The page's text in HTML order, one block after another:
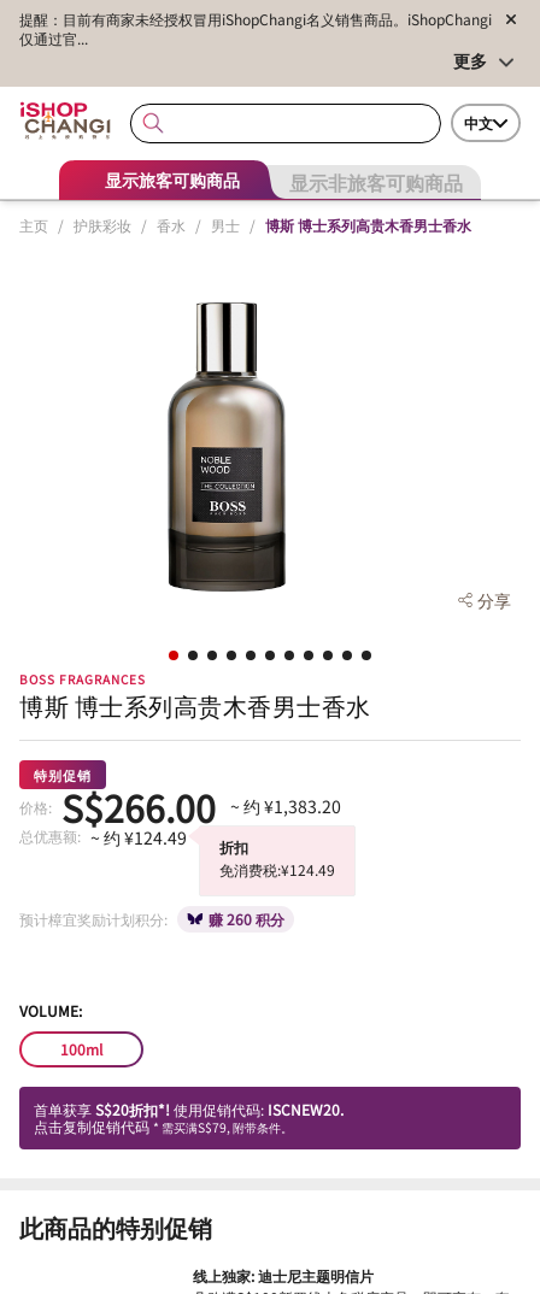
提醒：目前有商家未经授权冒用iShopChangi名义销售商品。iShopChangi
仅通过官...
更多
中文
显示旅客可购商品 显示非旅客可购商品
主页 / 护肤彩妆 / 香水 / 男士 / 博斯 博士系列高贵木香男士香水
分享
BOSS FRAGRANCES
博斯 博士系列高贵木香男士香水
特别促销
价格: S$266.00 ~ 约 ¥1,383.20
总优惠额: ~ 约 ¥124.49
折扣
免消费税:¥124.49
预计樟宜奖励计划积分: 赚 260 积分
VOLUME:
100ml
首单获享S$20折扣*! 使用促销代码: ISCNEW20.
点击复制促销代码 * 需买满S$79, 附带条件。
此商品的特别促销
线上独家: 迪士尼主题明信片